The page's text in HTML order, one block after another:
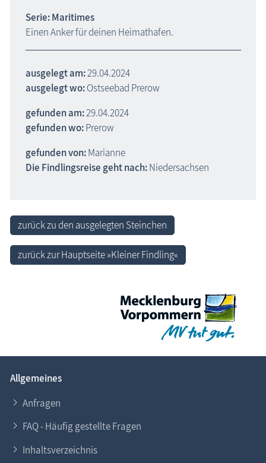
Serie: Maritimes
Einen Anker für deinen Heimathafen.
ausgelegt am:29.04.2024
ausgelegt wo:Ostseebad Prerow
gefunden am:29.04.2024
gefunden wo:Prerow
gefunden von:Marianne
Die Findlingsreise geht nach:Niedersachsen
zurück zu den ausgelegten Steinchen
zurück zur Hauptseite »Kleiner Findling«
Allgemeines
Anfragen
FAQ - Häufig gestellte Fragen
Inhaltsverzeichnis